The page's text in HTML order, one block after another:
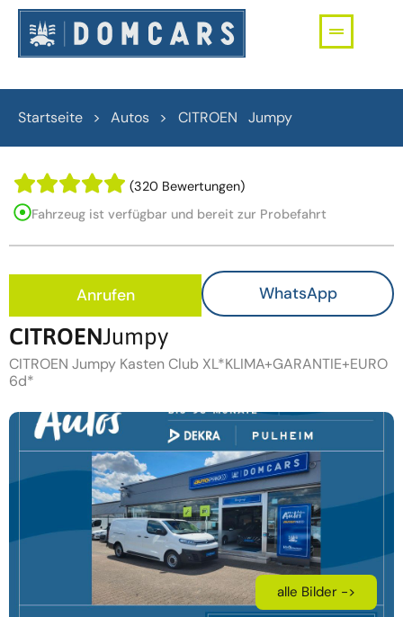
Startseite > Autos > CITROEN Jumpy
Fahrzeug ist verfügbar und bereit zur Probefahrt
(320 Bewertungen)
CITROENJumpy
CITROEN Jumpy Kasten Club XL*KLIMA+GARANTIE+EURO
6d*
Anrufen WhatsApp
alle Bilder ->